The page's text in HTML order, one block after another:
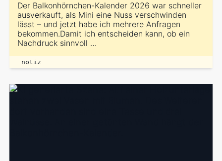
Der Balkonhörnchen-Kalender 2026 war schneller
ausverkauft, als Mini eine Nuss verschwinden
lässt – und jetzt habe ich mehrere Anfragen
bekommen.Damit ich entscheiden kann, ob ein
Nachdruck sinnvoll …
notiz